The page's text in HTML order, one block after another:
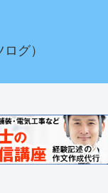
グ）